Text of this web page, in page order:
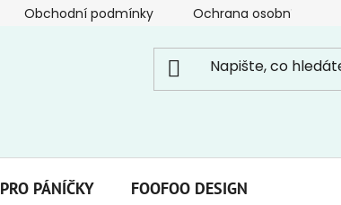
Obchodní podmínky Ochrana osobních údajů
PRO PÁNÍČKY FOOFOO DESIGN